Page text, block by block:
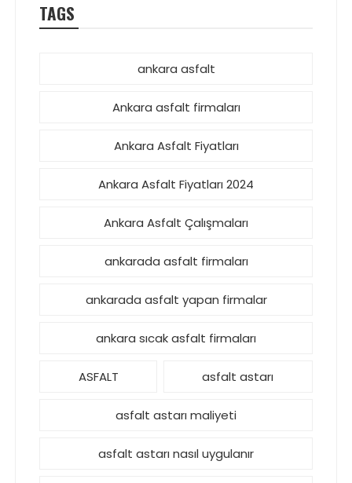
TAGS
ankara asfalt
Ankara asfalt firmaları
Ankara Asfalt Fiyatları
Ankara Asfalt Fiyatları 2024
Ankara Asfalt Çalışmaları
ankarada asfalt firmaları
ankarada asfalt yapan firmalar
ankara sıcak asfalt firmaları
ASFALT asfalt astarı
asfalt astarı maliyeti
asfalt astarı nasıl uygulanır